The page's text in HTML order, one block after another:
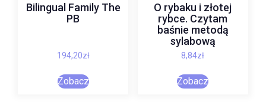
Bilingual Family The
PB
194,20zł
Zobacz
O rybaku i złotej
rybce. Czytam
baśnie metodą
sylabową
8,84zł
Zobacz